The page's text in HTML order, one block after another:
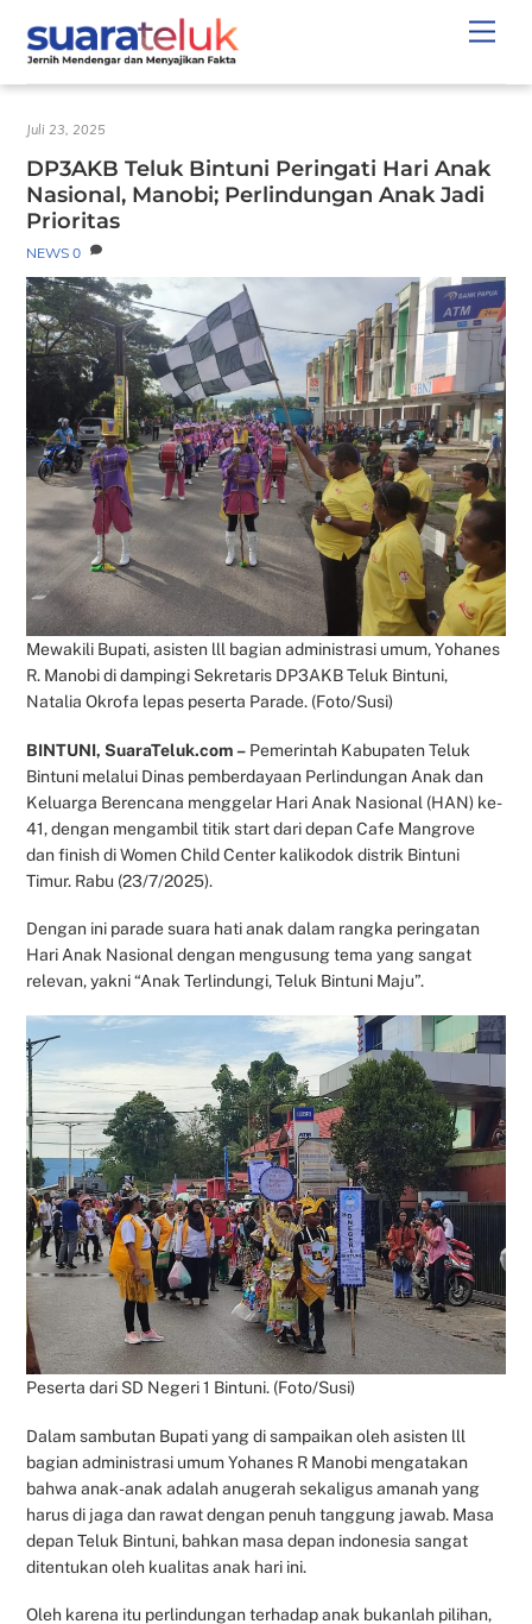
content
Juli 23, 2025
DP3AKB Teluk Bintuni Peringati Hari Anak
Nasional, Manobi; Perlindungan Anak Jadi
Prioritas
NEWS 0
Mewakili Bupati, asisten lll bagian administrasi umum, Yohanes
R. Manobi di dampingi Sekretaris DP3AKB Teluk Bintuni,
Natalia Okrofa lepas peserta Parade. (Foto/Susi)
BINTUNI, SuaraTeluk.com – Pemerintah Kabupaten Teluk
Bintuni melalui Dinas pemberdayaan Perlindungan Anak dan
Keluarga Berencana menggelar Hari Anak Nasional (HAN) ke-
41, dengan mengambil titik start dari depan Cafe Mangrove
dan finish di Women Child Center kalikodok distrik Bintuni
Timur. Rabu (23/7/2025).
Dengan ini parade suara hati anak dalam rangka peringatan
Hari Anak Nasional dengan mengusung tema yang sangat
relevan, yakni “Anak Terlindungi, Teluk Bintuni Maju”.
Peserta dari SD Negeri 1 Bintuni. (Foto/Susi)
Dalam sambutan Bupati yang di sampaikan oleh asisten lll
bagian administrasi umum Yohanes R Manobi mengatakan
bahwa anak-anak adalah anugerah sekaligus amanah yang
harus di jaga dan rawat dengan penuh tanggung jawab. Masa
depan Teluk Bintuni, bahkan masa depan indonesia sangat
ditentukan oleh kualitas anak hari ini.
Oleh karena itu perlindungan terhadap anak bukanlah pilihan,